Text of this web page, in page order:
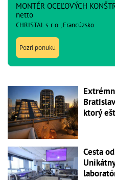
MONTÉR OCEĽOVÝCH
netto
CHRISTAL s. r. o., Francúzsko
Pozri ponuku
ktorý
Cesta